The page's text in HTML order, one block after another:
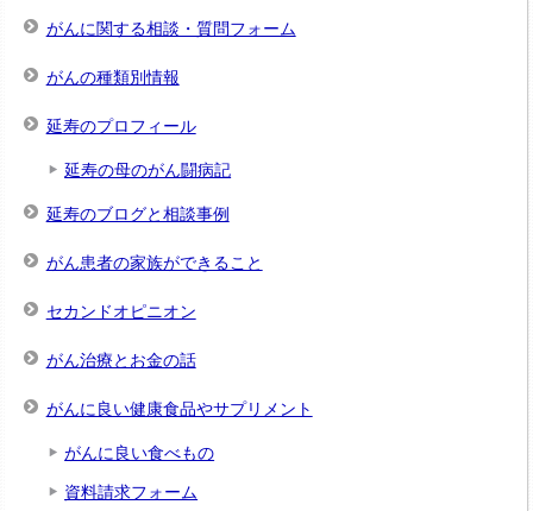
がんに関する相談・質問フォーム
がんの種類別情報
延寿のプロフィール
延寿の母のがん闘病記
延寿のブログと相談事例
がん患者の家族ができること
セカンドオピニオン
がん治療とお金の話
がんに良い健康食品やサプリメント
がんに良い食べもの
資料請求フォーム